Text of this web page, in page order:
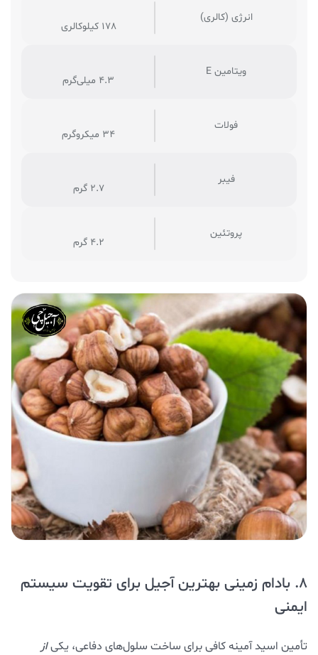
انرژی (کالری)
178 کیلوکالری
ویتامین E
4.3 میلی‌گرم
فولات
34 میکروگرم
فیبر
2.7 گرم
پروتئین
4.2 گرم
8. بادام زمینی بهترین آجیل برای تقویت سیستم
ایمنی
تأمین اسید آمینه کافی برای ساخت سلول‌های دفاعی، یکیاز